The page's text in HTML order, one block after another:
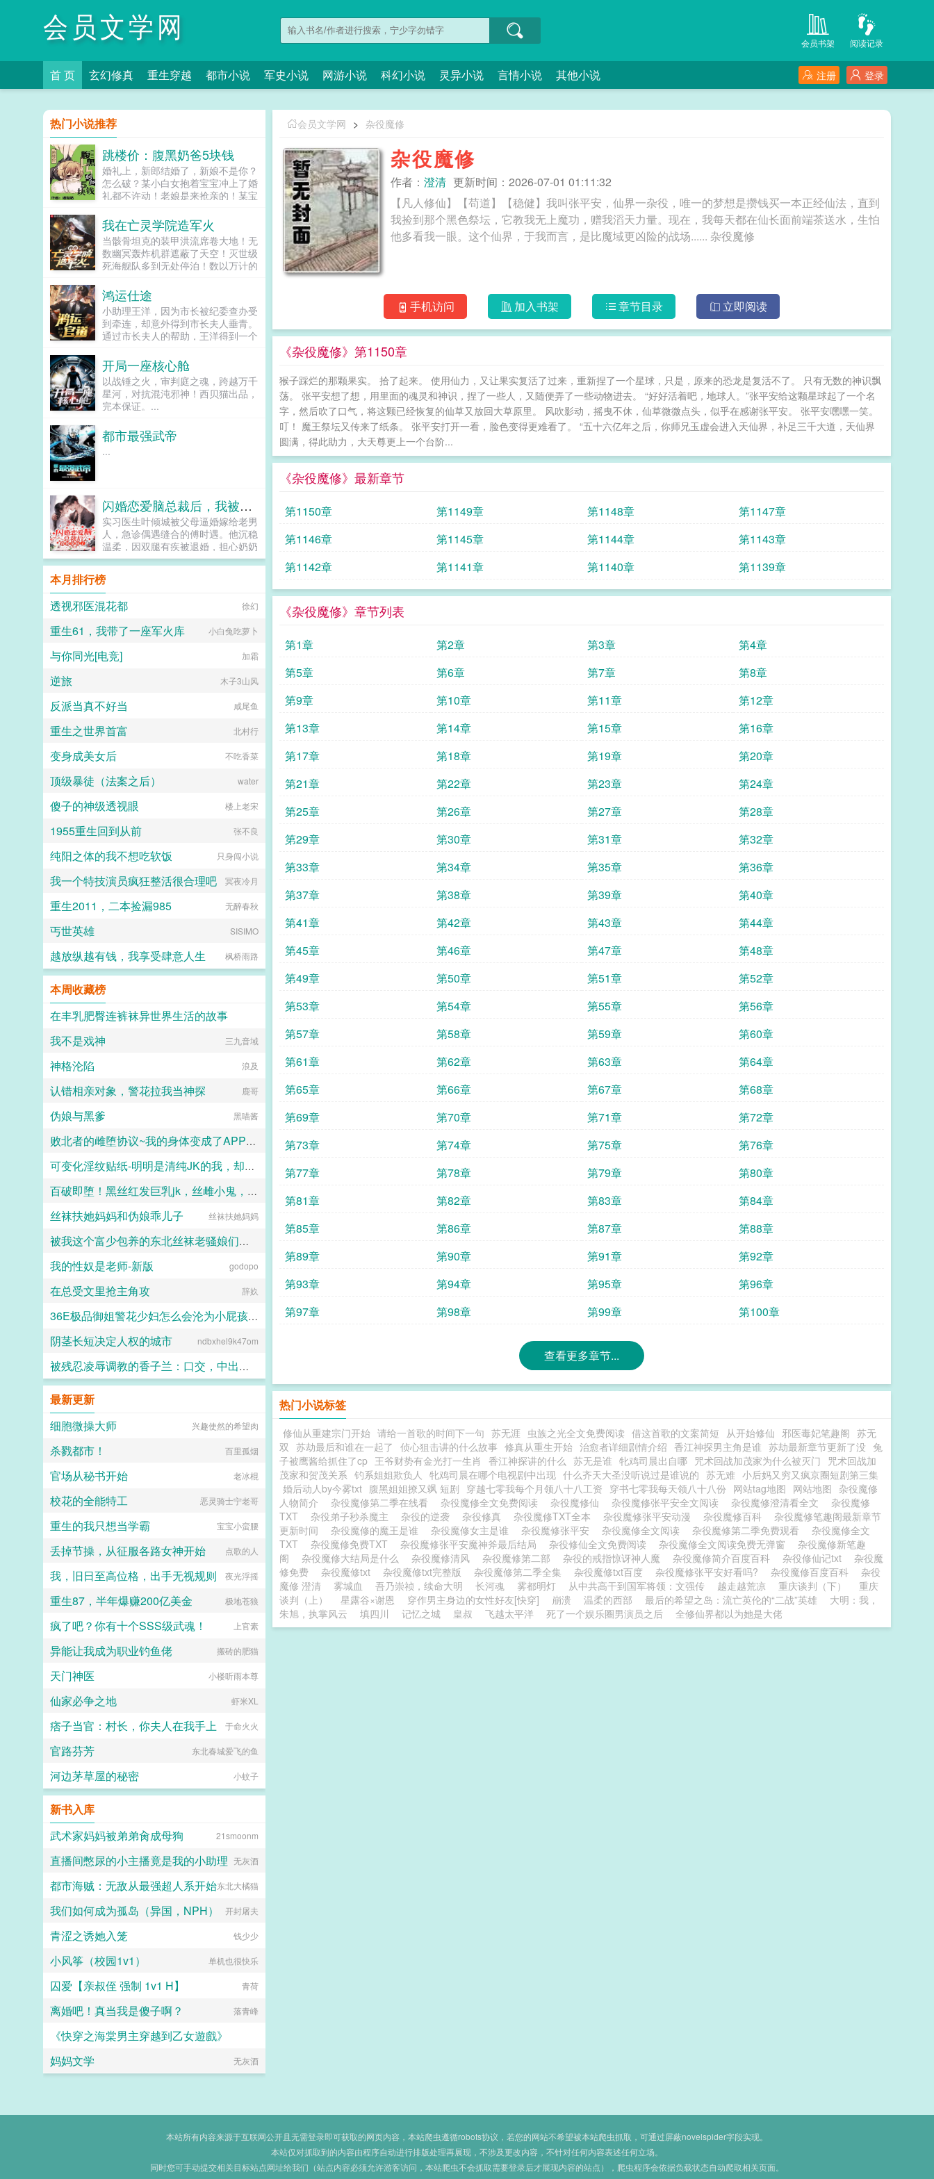
会员文学网 阅读记录
会员书架
首 页 玄幻修真 重生穿越 都市小说 军史小说 网游小说 科幻小说 灵异小说 言情小说 其他小说 登录
注册
会员文学网 > 杂役魔修
杂役魔修
作者： 澄清 更新时间：2026-07-01 01:11:32
【凡人修仙】【苟道】【稳健】我叫张平安，仙界一杂役，唯一的梦想是攒钱买一本正经仙法，直到
我捡到那个黑色祭坛，它教我无上魔功，赠我滔天力量。现在，我每天都在仙长面前端茶送水，生怕
他多看我一眼。这个仙界，于我而言，是比魔域更凶险的战场...... 杂役魔修
手机访问 加入书架 章节目录 立即阅读
《杂役魔修》第1150章
猴子踩烂的那颗果实。 拾了起来。 使用仙力，又让果实复活了过来，重新捏了一个星球，只是，原来的恐龙是复活不了。 只有无数的神识飘
荡。 张平安想了想，用里面的魂灵和神识，捏了一些人，又随便弄了一些动物进去。 “好好活着吧，地球人。”张平安给这颗星球起了一个名
字，然后吹了口气，将这颗已经恢复的仙草又放回大草原里。 风吹影动，摇曳不休，仙草微微点头，似乎在感谢张平安。 张平安嘿嘿一笑。
叮！ 魔王祭坛又传来了纸条。 张平安打开一看，脸色变得更难看了。 “五十六亿年之后，你师兄玉虚会进入天仙界，补足三千大道，天仙界
圆满，得此助力，大天尊更上一个台阶...
《杂役魔修》最新章节
第1150章 第1149章 第1148章
第1147章
第1146章
第1145章 第1144章
第1143章
第1142章
第1141章 第1140章 第1139章
《杂役魔修》章节列表
第1章 第2章 第3章
第4章
第5章
第6章 第7章
第8章
第9章
第10章 第11章
第12章
第13章
第14章 第15章
第16章
第17章
第18章 第19章
第20章
第21章
第22章 第23章
第24章
第25章
第26章 第27章
第28章
第29章
第30章 第31章
第32章
第33章
第34章 第35章
第36章
第37章
第38章 第39章
第40章
第41章
第42章 第43章
第44章
第45章
第46章 第47章
第48章
第49章
第50章 第51章
第52章
第53章
第54章 第55章
第56章
第57章
第58章 第59章
第60章
第61章
第62章 第63章
第64章
第65章
第66章 第67章
第68章
第69章
第70章 第71章
第72章
第73章
第74章 第75章
第76章
第77章
第78章 第79章
第80章
第81章
第82章 第83章
第84章
第85章
第86章 第87章
第88章
第89章
第90章 第91章
第92章
第93章
第94章 第95章
第96章
第97章
第98章 第99章 第100章
查看更多章节...
热门小说标签
修仙从重建宗门开始 请给一首歌的时间下一句 苏无涯 虫族之光全文免费阅读 借这首歌的文案简短 从开始修仙 邪医毒妃笔趣阁 苏无
双 苏劫最后和谁在一起了 侦心狙击讲的什么故事 修真从重生开始 治愈者详细剧情介绍 香江神探男主角是谁 苏劫最新章节更新了没 兔
子被鹰酱给抓住了cp 王爷财势有金光打一生肖 香江神探讲的什么 苏无是谁 牝鸡司晨出自哪 咒术回战加茂家为什么被灭门
咒术回战加
茂家和贺茂关系 钓系姐姐欺负人 牝鸡司晨在哪个电视剧中出现 什么齐天大圣没听说过是谁说的 苏无难 小后妈又穷又疯京圈短剧第三集
婚后动人by今雾txt 腹黑姐姐撩又飒 短剧 穿越七零我每个月领八十八工资 穿书七零我每天领八十八份 网站tag地图 网站地图 杂役魔修
人物简介
杂役魔修第二季在线看 杂役魔修全文免费阅读 杂役魔修仙 杂役魔修张平安全文阅读 杂役魔修澄清看全文
杂役魔修
TXT
杂役弟子秒杀魔主 杂役的逆袭 杂役修真 杂役魔修TXT全本 杂役魔修张平安动漫 杂役魔修百科
杂役魔修笔趣阁最新章节
更新时间
杂役魔修的魔王是谁 杂役魔修女主是谁 杂役魔修张平安 杂役魔修全文阅读 杂役魔修第二季免费观看
杂役魔修全文
TXT
杂役魔修免费TXT 杂役魔修张平安魔神斧最后结局 杂役修仙全文免费阅读 杂役魔修全文阅读免费无弹窗
杂役魔修新笔趣
阁
杂役魔修大结局是什么 杂役魔修清风 杂役魔修第二部 杂役的戒指惊讶神人魔 杂役魔修简介百度百科 杂役修仙记txt
杂役魔
修免费
杂役魔修txt 杂役魔修txt完整版 杂役魔修第二季全集 杂役魔修txt百度 杂役魔修张平安好看吗? 杂役魔修百度百科
杂役
魔修 澄清
雾城血 吾乃崇祯，续命大明 长河魂 雾都明灯 从中共高干到国军将领：文强传 越走越荒凉 重庆谈判（下）
重庆
谈判（上）
星露谷×谢恩 穿作男主身边的女性好友[快穿] 崩溃 温柔的西部 最后的希望之岛：流亡英伦的“二战”英雄
大明：我，
朱旭，执掌风云
填四川 记忆之城 皇叔 飞越太平洋 死了一个娱乐圈男演员之后 全修仙界都以为她是大佬
热门小说推荐
跳楼价：腹黑奶爸5块钱
婚礼上，新郎结婚了，新娘不是你？
怎么破？某小白女抱着宝宝冲上了婚
礼都不许动！老娘是来抢亲的！某宝
某女瞬间顿悟都...
我在亡灵学院造军火
当骸骨坦克的装甲洪流席卷大地！无
数幽冥轰炸机群遮蔽了天空！灭世级
死海舰队多到无处停泊！数以万计的
位面崩坏导弹锁定了目标！众神们才
猛然回想起！罗德温格斯特，不只是
个军火商。他还是凶名赫赫的死灵暴
君！喂，你踩到我射程了。...
鸿运仕途
小助理王洋，因为市长被纪委查办受
到牵连，却意外得到市长夫人垂青。
通过市长夫人的帮助，王洋得到一个
密。从此，王洋官运亨通，红颜不
断，从小助理一路扶摇而上，直入云
霄！...
开局一座核心舱
以战锤之火，审判庭之魂，跨越万千
星河，对抗混沌邪神！西贝猫出品，
完本保证。...
都市最强武帝
...
闪婚恋爱脑总裁后，我被宠疯了
实习医生叶倾城被父母逼婚嫁给老男
人，急诊偶遇缝合的傅时遇。他沉稳
温柔，因双腿有疾被退婚，担心奶奶
伤心，急寻一位合约妻子，叶倾城勇
敢说她可以。闪婚后，看似郁郁寡欢
的傅先生实则是位宠妻达人。发烧摔
倒时，助理傅先生，我抱吧。傅时遇
我抱。被病人骚扰时，助理傅先生，
恋学长示好时，助理傅先生，你不将
我不阻止她奔向更好的人，因为她值
你。双向奔赴双向救赎的先婚后爱
本月排行榜
透视邪医混花都
徐幻
重生61，我带了一座军火库 小白兔吃萝卜
与你同光[电竞] 加霜
逆旅 木子3山风
反派当真不好当 咸尾鱼
重生之世界首富 北村行
变身成美女后 不吃香菜
顶级暴徒（法案之后） water
傻子的神级透视眼 楼上老宋
1955重生回到从前 张不良
纯阳之体的我不想吃软饭 只身闯小说
我一个特技演员疯狂整活很合理吧 冥夜冷月
重生2011，二本捡漏985 无醉春秋
丐世英雄 SISIMO
越放纵越有钱，我享受肆意人生 枫桥雨路
本周收藏榜
在丰乳肥臀连裤袜异世界生活的故事
情话微甜
我不是戏神 三九音域
神格沦陷 浪及
认错相亲对象，警花拉我当神探 鹿哥
伪娘与黑爹 黑喵酱
败北者的雌堕协议~我的身体变成了APP支配的雌肉玩具~
小怪兽
可变化淫纹贴纸-明明是清纯JK的我，却被变化的淫纹改造成喷乳的援交性奴隶了？！
百破即堕！黑丝红发巨乳jk，丝雌小鬼，信奉的百合至上主义被我的大鸡巴直接肏烂肏破！
橘子不爱吃的是みかん
丝袜扶她妈妈和伪娘乖儿子 丝袜扶她妈妈
被我这个富少包养的东北丝袜老骚娘们（无绿改）
超能逗士
我的性奴是老师-新版 godopo
在总受文里抢主角攻 辞奺
36E极品御姐警花少妇怎么会沦为小屁孩胯下的孕肚母狗
露凝香
阴茎长短决定人权的城市 ndbxhel9k47om
被残忍凌辱调教的香子兰：口交，中出，足交，肛交，直至彻底堕落成发情母猫~
最新更新
细胞微操大师
兴趣使然的希望肉
杀戮都市！ 百里孤烟
官场从秘书开始 老冰棍
校花的全能特工 恶灵骑士宁老哥
重生的我只想当学霸 宝宝小蛮腰
丢掉节操，从征服各路女神开始 点歌的人
我，旧日至高位格，出手无视规则 夜光浮摇
重生87，半年爆赚200亿美金 极地苍狼
疯了吧？你有十个SSS级武魂！ 上官素
异能让我成为职业钓鱼佬 搬砖的肥猫
天门神医 小楼听雨本尊
仙家必争之地 虾米XL
痞子当官：村长，你夫人在我手上 于命火火
官路芬芳 东北春城爱飞的鱼
河边茅草屋的秘密 小蚊子
新书入库
武术家妈妈被弟弟肏成母狗
21smoonm
直播间憋尿的小主播竟是我的小助理 无灰酒
都市海贼：无敌从最强超人系开始东北大橘猫
我们如何成为孤岛（异国，NPH） 开封屠夫
青涩之诱她入笼 钱少少
小风筝（校园1v1） 单机也很快乐
囚爱【亲叔侄 强制 1v1 H】 青荷
离婚吧！真当我是傻子啊？ 落青峰
《快穿之海棠男主穿越到乙女遊戲》
河神吃肉
妈妈文学 无灰酒
本站所有内容来源于互联网公开且无需登录即可获取的网页内容，本站爬虫遵循robots协议，若您的网站不希望被本站爬虫抓取，可通过屏蔽novelspider字段实现。
本站仅对抓取到的内容由程序自动进行排版处理再展现，不涉及更改内容，不针对任何内容表述任何立场。
同时您可手动提交相关目标站点网址给我们（站点内容必须允许游客访问，本站爬虫不会抓取需要登录后才展现内容的站点），爬虫程序会依据负载状态自动爬取相关页面。